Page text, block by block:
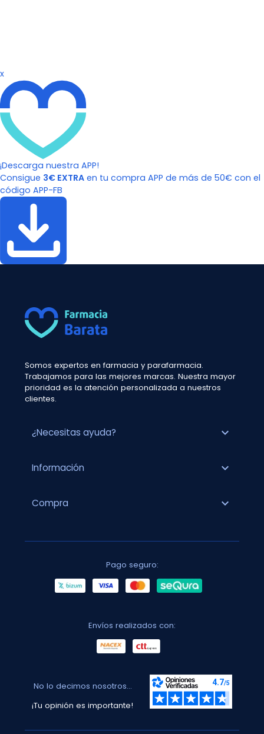
x
¡Descarga nuestra APP!
Consigue 3€ EXTRA en tu compra APP de más de 50€ con el
código APP-FB
Somos expertos en farmacia y parafarmacia.
Trabajamos para las mejores marcas. Nuestra mayor
prioridad es la atención personalizada a nuestros
clientes.
¿Necesitas ayuda? expand_more
Información expand_more
Compra expand_more
Pago seguro:
Envíos realizados con:
No lo decimos nosotros...
¡Tu opinión es importante!